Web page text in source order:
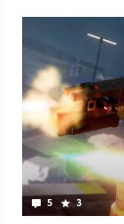
Pragmata
Dieses Video ist
verfügbar,
GameStar Talk
anhören. - Zum
Folgen - Alle
Podcast bei Apple
GameStar
5 3